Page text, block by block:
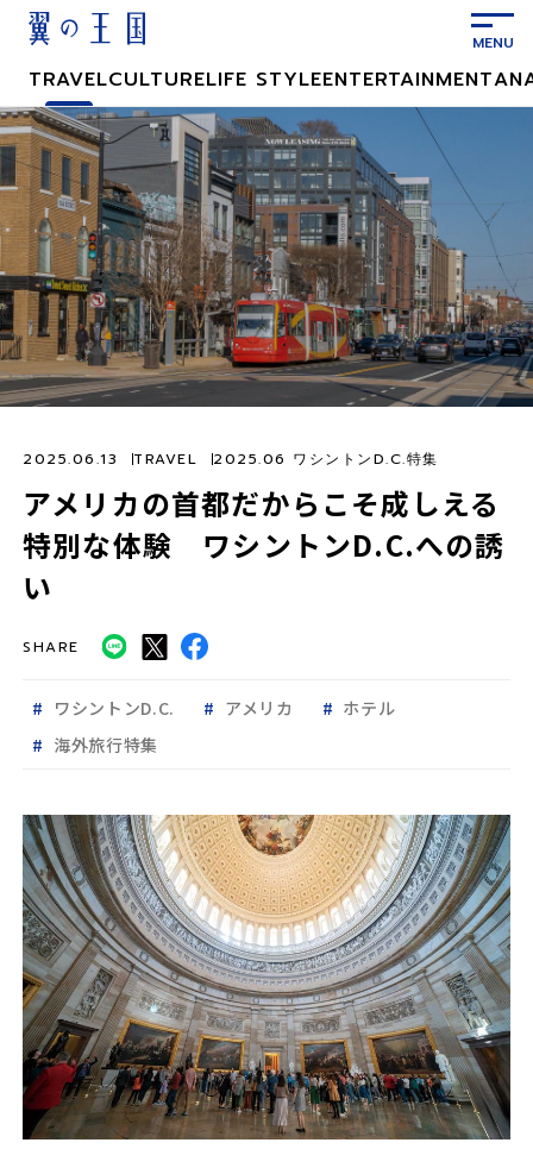
ン
テ
ン
ツ
に
ス
キ
ッ
プ
TRAVELCULTURELIFE STYLEENTERTAINMENT
アメリカの首都だからこそ成しえる
特別な体験 ワシントンD.C.への誘
い
2025.06.13 TRAVEL 2025.06 ワシントンD.C.特集
SHARE
ワシントンD.C. アメリカ
ホテル
海外旅行特集